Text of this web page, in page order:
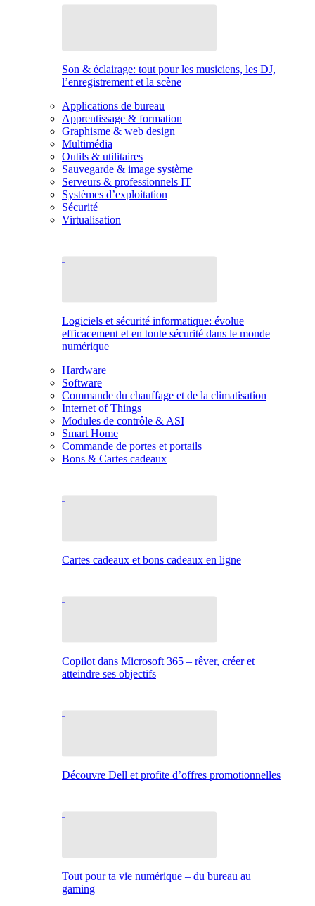
Son & éclairage: tout pour les musiciens, les DJ,
l’enregistrement et la scène
Applications de bureau
Apprentissage & formation
Graphisme & web design
Multimédia
Outils & utilitaires
Sauvegarde & image système
Serveurs & professionnels IT
Systèmes d’exploitation
Sécurité
Virtualisation
Logiciels et sécurité informatique: évolue
efficacement et en toute sécurité dans le monde
numérique
Hardware
Software
Commande du chauffage et de la climatisation
Internet of Things
Modules de contrôle & ASI
Smart Home
Commande de portes et portails
Bons & Cartes cadeaux
Cartes cadeaux et bons cadeaux en ligne
Copilot dans Microsoft 365 – rêver, créer et
atteindre ses objectifs
Découvre Dell et profite d’offres promotionnelles
Tout pour ta vie numérique – du bureau au
gaming